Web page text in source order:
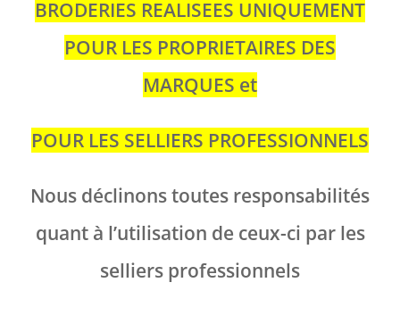
BRODERIES REALISEES UNIQUEMENT
POUR LES PROPRIETAIRES DES
MARQUES et
POUR LES SELLIERS PROFESSIONNELS
Nous déclinons toutes responsabilités
quant à l’utilisation de ceux-ci par les
selliers professionnels